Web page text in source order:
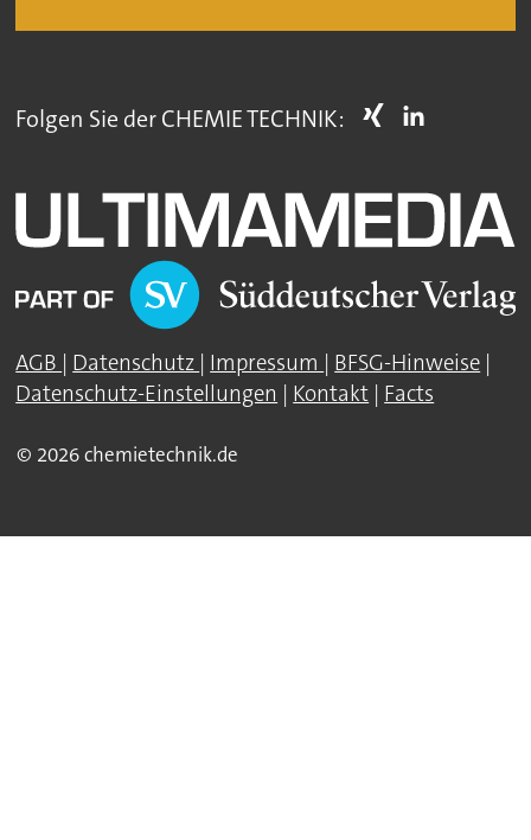
Folgen Sie der CHEMIE TECHNIK:
AGB | Datenschutz | Impressum | BFSG-Hinweise |
Datenschutz-Einstellungen | Kontakt | Facts
© 2026 chemietechnik.de